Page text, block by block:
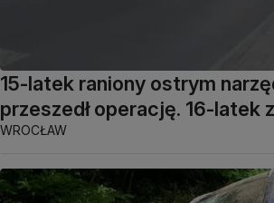
15-latek raniony ostrym
przeszedł operację. 16-latek
WROCŁAW